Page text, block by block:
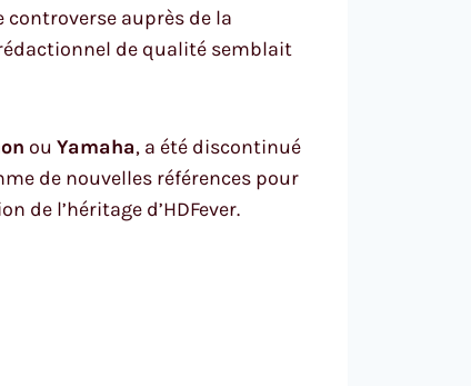
auprès de la
de qualité semblait
ou Yamaha, a été discontinué
de nouvelles références pour
de l’héritage d’HDFever.